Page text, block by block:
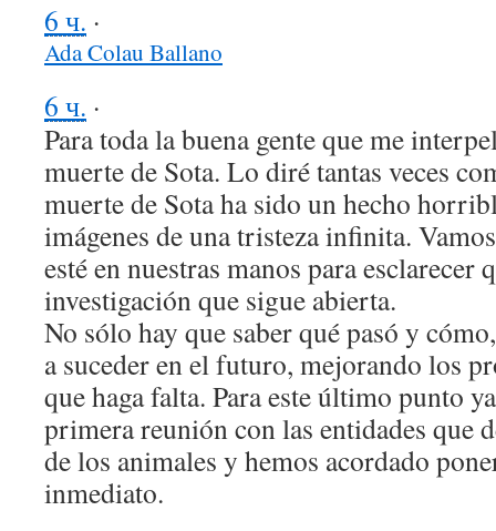
6 ч. ·
Ada Colau Ballano
6 ч. ·
Para toda la buena gente que me
muerte de Sota. Lo diré tantas veces
muerte de Sota ha sido un hecho
imágenes de una tristeza infinita.
esté en nuestras manos para esclarecer
investigación que sigue abierta.
No sólo hay que saber qué pasó y
a suceder en el futuro, mejorando los
que haga falta. Para este último punto
primera reunión con las entidades que
de los animales y hemos acordado
inmediato.